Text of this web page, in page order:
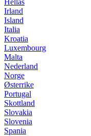
Hellas
Irland
Island
Italia
Kroatia
Luxembourg
Malta
Nederland
Norge
Østerrike
Portugal
Skottland
Slovakia
Slovenia
Spania